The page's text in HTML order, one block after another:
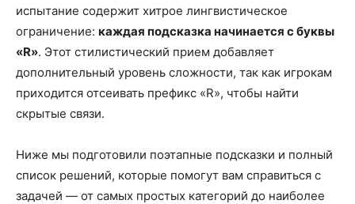
испытание содержит хитрое лингвистическое
ограничение: каждая подсказка начинается с буквы
«R». Этот стилистический прием добавляет
дополнительный уровень сложности, так как игрокам
приходится отсеивать префикс «R», чтобы найти
скрытые связи.
Ниже мы подготовили поэтапные подсказки и полный
список решений, которые помогут вам справиться с
задачей — от самых простых категорий до наиболее